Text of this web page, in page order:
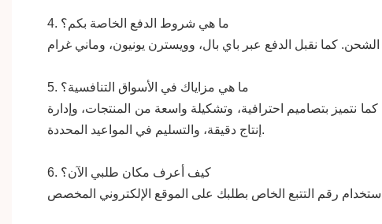
4. ما هي شروط الدفع الخاصة بكم؟
5. ما هي مزاياك في الأسواق التنافسية؟
نتميز بتصاميم احترافية، وتشكيلة واسعة من المنتجات، وإدارة
إنتاج دقيقة، والتسليم في المواعيد المحددة.
6. كيف أعرف مكان طلبي الآن؟